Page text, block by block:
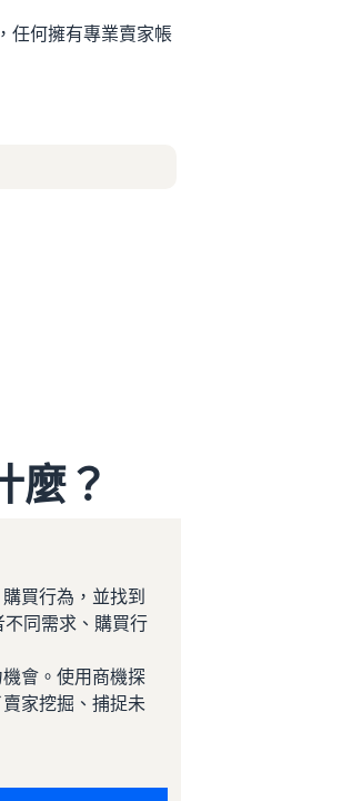
任何擁有專業賣家帳
麼？
買行為，並找到
同需求、購買行
會。使用商機探
家挖掘、捕捉未